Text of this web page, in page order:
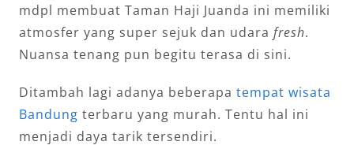
mdpl membuat Taman Haji Juanda ini memiliki
atmosfer yang super sejuk dan udara fresh.
Nuansa tenang pun begitu terasa di sini.
Ditambah lagi adanya beberapa tempat wisata
Bandung terbaru yang murah. Tentu hal ini
menjadi daya tarik tersendiri.